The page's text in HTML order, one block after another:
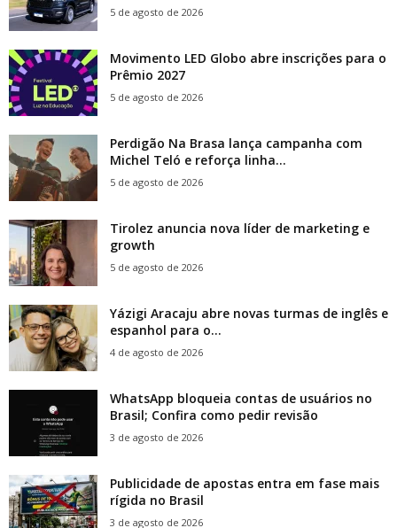
5 de agosto de 2026
Movimento LED Globo abre inscrições para o
Prêmio 2027
5 de agosto de 2026
Perdigão Na Brasa lança campanha com
Michel Teló e reforça linha...
5 de agosto de 2026
Tirolez anuncia nova líder de marketing e
growth
5 de agosto de 2026
Yázigi Aracaju abre novas turmas de inglês e
espanhol para o...
4 de agosto de 2026
WhatsApp bloqueia contas de usuários no
Brasil; Confira como pedir revisão
3 de agosto de 2026
Publicidade de apostas entra em fase mais
rígida no Brasil
3 de agosto de 2026